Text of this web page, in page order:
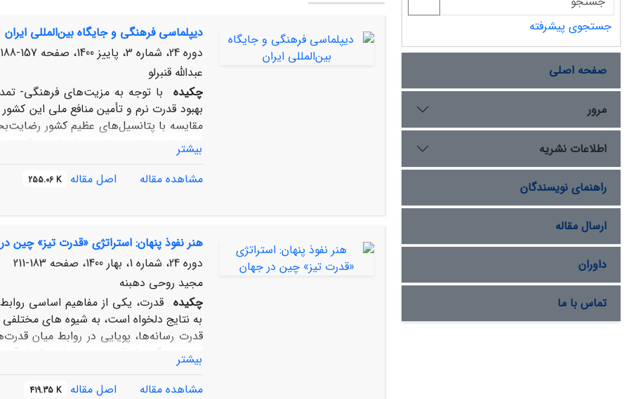
دیپلماسی فرهنگی و جایگاه بین‌المللی ایران
دوره 24، شماره 3، پاییز 1400، صفحه
157-188
عبدالله قنبرلو
چکیده
با توجه به مزیت‌های فرهنگی-
بهبود قدرت نرم و تأمین منافع ملی این
مقایسه با پتانسیل‌های عظیم کشور
نتوانسته در تقویت وضع «پذیرش
که چرا دیپلماسی فرهنگی جمهوری اسلامی
داشته باشد. در پاسخ به این پرسش، مقاله
بیشتر
مشاهده مقاله
اصل مقاله 255.06 K
هنر نفوذ پنهان: استراتژی «قدرت تیز» چین
دوره 24، شماره 1، بهار 1400، صفحه
183-211
مجید روحی دهبنه
چکیده قدرت، یکی از مفاهیم اساسی
به نتایج دلخواه است، به شیوه‏ های
قدرت رسانه‌ها، پویایی در روابط میان
مفهوم دیگری از قدرت مطرح شده که از آن
پیشبرد اهداف و مقاصد خود در عرصه‌های
دستکاری و جلب توجه افکار عمومی در داخل
بیشتر
مشاهده مقاله
اصل مقاله 419.35 K
جستجوی پیشرفته
صفحه اصلی
مرور
اطلاعات نشریه
راهنمای نویسندگان
ارسال مقاله
داوران
تماس با ما